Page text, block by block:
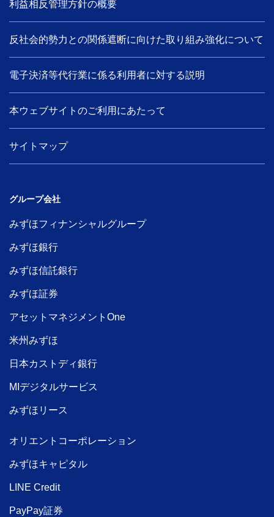
利益相反管理方針の概要
反社会的勢力との関係遮断に向けた取り組み強化について
電子決済等代行業に係る利用者に対する説明
本ウェブサイトのご利用にあたって
サイトマップ
グループ会社
みずほフィナンシャルグループ
みずほ銀行
みずほ信託銀行
みずほ証券
アセットマネジメントOne
米州みずほ
日本カストディ銀行
MIデジタルサービス
みずほリース
オリエントコーポレーション
みずほキャピタル
LINE Credit
PayPay証券